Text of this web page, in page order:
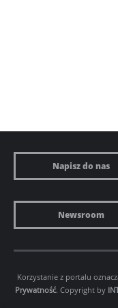
Napisz do nas
Newsroom
Korzystanie z portalu
Prywatność. Copyright by